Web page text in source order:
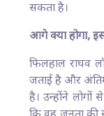
सकता है।
आगे क्या होगा,
फिलहाल राघव
जताई है और
है। उन्होंने लोगों